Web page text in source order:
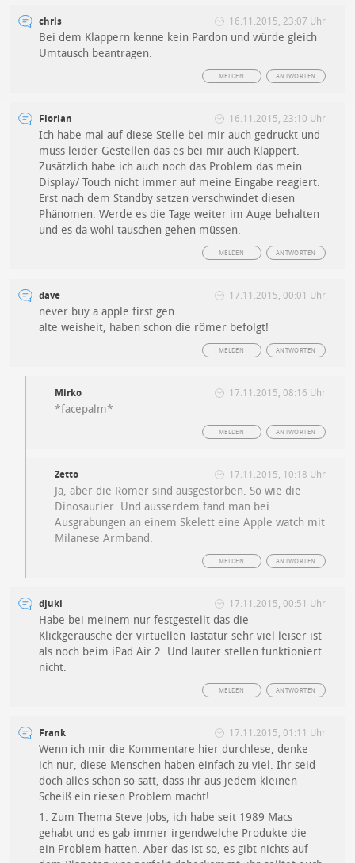
chris 16.11.2015, 23:07 Uhr
Bei dem Klappern kenne kein Pardon und würde gleich
Umtausch beantragen.
ANTWORTEN
MELDEN
Florian 16.11.2015, 23:10 Uhr
Ich habe mal auf diese Stelle bei mir auch gedruckt und
muss leider Gestellen das es bei mir auch Klappert.
Zusätzlich habe ich auch noch das Problem das mein
Display/ Touch nicht immer auf meine Eingabe reagiert.
Erst nach dem Standby setzen verschwindet diesen
Phänomen. Werde es die Tage weiter im Auge behalten
und es da wohl tauschen gehen müssen.
ANTWORTEN
MELDEN
dave 17.11.2015, 00:01 Uhr
never buy a apple first gen.
alte weisheit, haben schon die römer befolgt!
ANTWORTEN
MELDEN
Mirko 17.11.2015, 08:16 Uhr
*facepalm*
ANTWORTEN
MELDEN
Zetto 17.11.2015, 10:18 Uhr
Ja, aber die Römer sind ausgestorben. So wie die
Dinosaurier. Und ausserdem fand man bei
Ausgrabungen an einem Skelett eine Apple watch mit
Milanese Armband.
ANTWORTEN
MELDEN
djuki 17.11.2015, 00:51 Uhr
Habe bei meinem nur festgestellt das die
Klickgeräusche der virtuellen Tastatur sehr viel leiser ist
als noch beim iPad Air 2. Und lauter stellen funktioniert
nicht.
ANTWORTEN
MELDEN
Frank 17.11.2015, 01:11 Uhr
Wenn ich mir die Kommentare hier durchlese, denke
ich nur, diese Menschen haben einfach zu viel. Ihr seid
doch alles schon so satt, dass ihr aus jedem kleinen
Scheiß ein riesen Problem macht!
1. Zum Thema Steve Jobs, ich habe seit 1989 Macs
gehabt und es gab immer irgendwelche Produkte die
ein Problem hatten. Aber das ist so, es gibt nichts auf